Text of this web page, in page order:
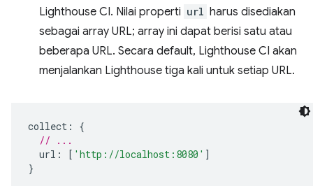
Lighthouse CI. Nilai properti url harus disediakan
sebagai array URL; array ini dapat berisi satu atau
beberapa URL. Secara default, Lighthouse CI akan
menjalankan Lighthouse tiga kali untuk setiap URL.
collect :
{
// ...
url : [ 'http://localhost:8080' ]
}